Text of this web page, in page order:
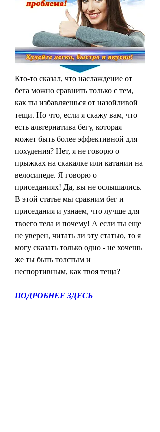
Кто-то сказал, что наслаждение от
бега можно сравнить только с тем,
как ты избавляешься от назойливой
тещи. Но что, если я скажу вам, что
есть альтернатива бегу, которая
может быть более эффективной для
похудения? Нет, я не говорю о
прыжках на скакалке или катании на
велосипеде. Я говорю о
приседаниях! Да, вы не ослышались.
В этой статье мы сравним бег и
приседания и узнаем, что лучше для
твоего тела и почему! А если ты еще
не уверен, читать ли эту статью, то я
могу сказать только одно - не хочешь
же ты быть толстым и
неспортивным, как твоя теща?
ПОДРОБНЕЕ ЗДЕСЬ